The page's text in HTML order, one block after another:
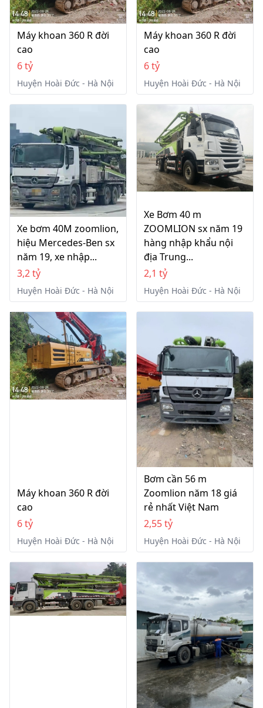
Máy khoan 360 R đời
cao
6 tỷ
Huyện Hoài Đức - Hà Nội
Máy khoan 360 R đời
cao
6 tỷ
Huyện Hoài Đức - Hà Nội
Xe bơm 40M zoomlion,
hiệu Mercedes-Ben sx
năm 19, xe nhập...
3,2 tỷ
Huyện Hoài Đức - Hà Nội
Xe Bơm 40 m
ZOOMLION sx năm 19
hàng nhập khẩu nội
địa Trung...
2,1 tỷ
Huyện Hoài Đức - Hà Nội
Máy khoan 360 R đời
cao
6 tỷ
Huyện Hoài Đức - Hà Nội
Bơm cần 56 m
Zoomlion năm 18 giá
rẻ nhất Việt Nam
2,55 tỷ
Huyện Hoài Đức - Hà Nội